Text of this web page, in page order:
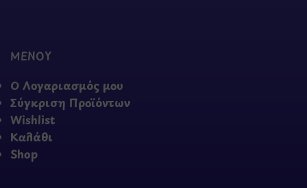
ΜΕΝΟΥ
Ο Λογαριασμός μου
Σύγκριση Προϊόντων
Wishlist
Καλάθι
Shop